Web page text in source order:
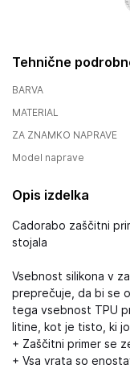
Tehnične
BARVA
MATERIAL
ZA ZNAMKO NAPRAVE
Model naprave
Opis izdelka
Cadorabo zaščitni
stojala
Vsebnost silikona v
preprečuje, da bi se
tega vsebnost TPU
litine, kot je tisto, ki
+ Zaščitni primer se
+ Vsa vrata so